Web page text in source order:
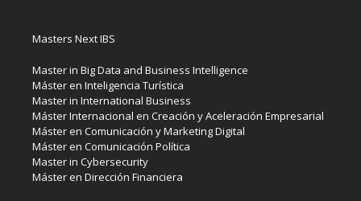
Masters Next IBS
Master in Big Data and Business Intelligence
Máster en Inteligencia Turística
Master in International Business
Máster Internacional en Creación y Aceleración Empresarial
Máster en Comunicación y Marketing Digital
Máster en Comunicación Política
Master in Cybersecurity
Máster en Dirección Financiera